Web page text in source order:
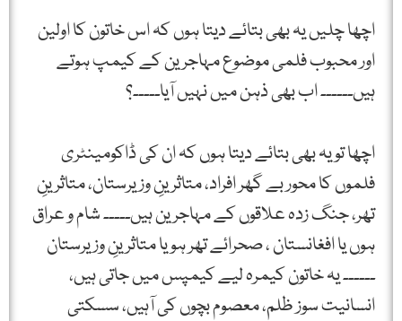
اچھا چلیں یہ بھی بتائے دیتا ہوں کہ اس خاتون کا اولین
اور محبوب فلمی موضوع مہاجرین کے کیمپ ہوتے
ہیں۔۔۔۔۔۔ اب بھی ذہن میں نہیں آیا۔۔۔۔۔؟
اچھا تو یہ بھی بتائے دیتا ہوں کہ ان کی ڈاکومینٹری
فلموں کا محور بے گھر افراد، متاثرینِ وزیرستان، متاثرینِ
تھر، جنگ زدہ علاقوں کے مہاجرین ہیں۔۔۔۔۔ شام و عراق
ہوں یا افغانستان ، صحرائے تھر ہو یا متاثرینِ وزیرستان
۔۔۔۔۔۔ یہ خاتون کیمرہ لیے کیمپس میں جاتی ہیں،
انسانیت سوز ظلم، معصوم بچوں کی آہیں، سسکتی